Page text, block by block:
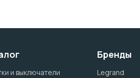
и выключатели
Бренды
Legrand